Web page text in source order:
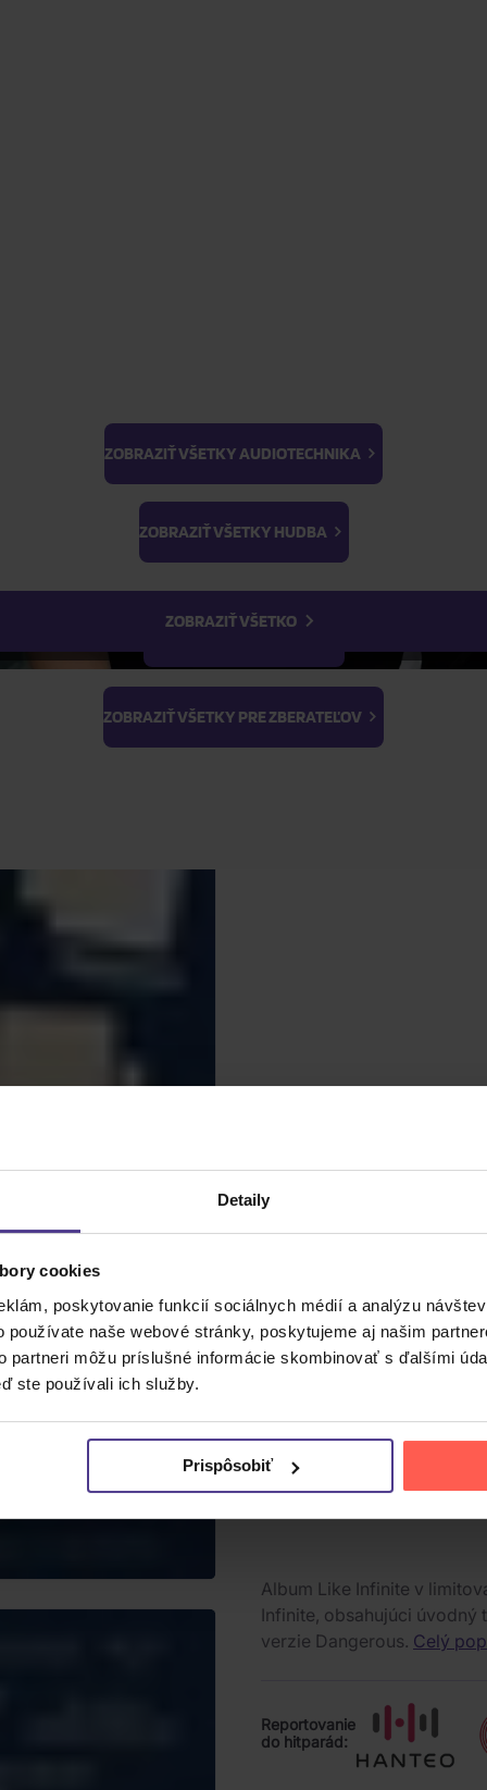
Detaily
cookies
poskytovanie funkcií sociálnych médií a analýzu
používate naše webové stránky, poskytujeme aj našim
partneri môžu príslušné informácie skombinovať s ďalšími
ste používali ich služby.
Prispôsobiť
ZOBRAZIŤ VŠETKY HUDBA
BTS
Stray Kids
ZOBRAZIŤ VŠETKO
ZOBRAZIŤ VŠETKY PRE ZBERATEĽOV
ZOBRAZIŤ VŠETKY AUDIOTECHNIKA
Album Like Infinite v
Infinite, obsahujúci úvodný
verzie Dangerous. Celý
Reportovanie
do hitparád: